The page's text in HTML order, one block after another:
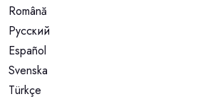
Română
Русский
Español
Svenska
Türkçe